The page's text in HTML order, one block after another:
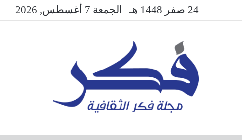
24 صفر 1448 هـ الجمعة 7 أغسطس, 2026